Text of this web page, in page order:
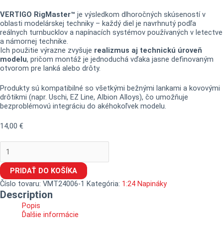
VERTIGO RigMaster™ je výsledkom dlhoročných skúseností v
oblasti modelárskej techniky – každý diel je navrhnutý podľa
reálnych turnbucklov a napínacích systémov používaných v letectve
a námornej technike.
Ich použitie výrazne zvyšuje realizmus aj technickú úroveň
modelu, pričom montáž je jednoduchá vďaka jasne definovaným
otvorom pre lanká alebo drôty.
Produkty sú kompatibilné so všetkými bežnými lankami a kovovými
drôtikmi (napr. Uschi, EZ Line, Albion Alloys), čo umožňuje
bezproblémovú integráciu do akéhokoľvek modelu.
14,00 €
PRIDAŤ DO KOŠÍKA
Číslo tovaru: VMT24006-1 Kategória: 1:24 Napináky
Description
Popis
Ďalšie informácie